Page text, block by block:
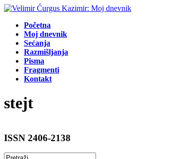
Početna
Moj dnevnik
Sećanja
Razmišljanja
Pisma
Fragmenti
Kontakt
stejt
ISSN 2406-2138